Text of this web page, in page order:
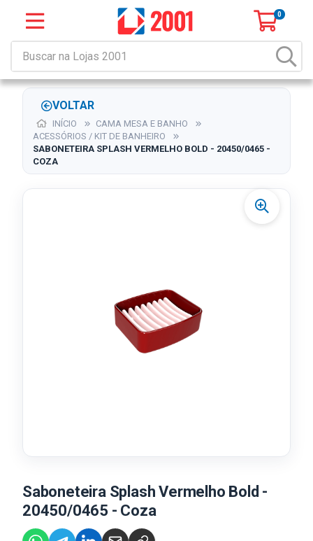
0
VOLTAR
INÍCIO
CAMA MESA E BANHO
ACESSÓRIOS / KIT DE BANHEIRO
SABONETEIRA SPLASH VERMELHO BOLD - 20450/0465 -
COZA
Saboneteira Splash Vermelho Bold -
20450/0465 - Coza